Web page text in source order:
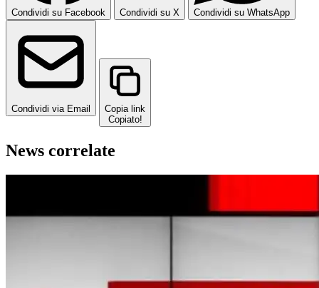
Condividi su Facebook Condividi su X Condividi su WhatsApp
Condividi via Email
Copia link
Copiato!
News correlate